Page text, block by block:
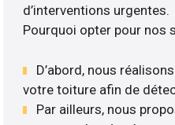
d’interventions urgentes.
Pourquoi opter pour nos
D’abord, nous
votre toiture afin de
Par ailleurs, nous